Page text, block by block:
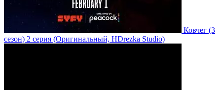
Ковчег (3
сезон) 2 серия (Оригинальный, HDrezka Studio)